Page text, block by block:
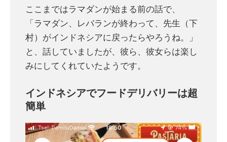
ここまではラマダンが始まる前の話で、
「ラマダン、レバランが終わって、先生（下
村）がインドネシアに戻ったらやろうね。」
と、話していましたが、彼ら、彼女らは楽し
みにしてくれていたようです。
インドネシアでフードデリバリーは超
簡単